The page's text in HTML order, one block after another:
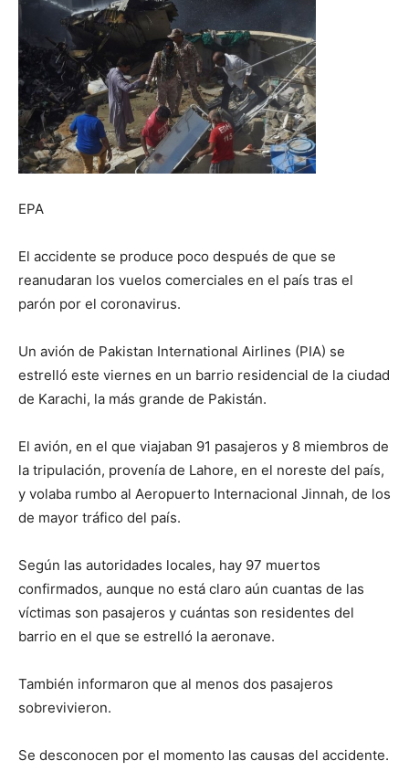
EPA
El accidente se produce poco después de que se
reanudaran los vuelos comerciales en el país tras el
parón por el coronavirus.
Un avión de Pakistan International Airlines (PIA) se
estrelló este viernes en un barrio residencial de la ciudad
de Karachi, la más grande de Pakistán.
El avión, en el que viajaban 91 pasajeros y 8 miembros de
la tripulación, provenía de Lahore, en el noreste del país,
y volaba rumbo al Aeropuerto Internacional Jinnah, de los
de mayor tráfico del país.
Según las autoridades locales, hay 97 muertos
confirmados, aunque no está claro aún cuantas de las
víctimas son pasajeros y cuántas son residentes del
barrio en el que se estrelló la aeronave.
También informaron que al menos dos pasajeros
sobrevivieron.
Se desconocen por el momento las causas del accidente.